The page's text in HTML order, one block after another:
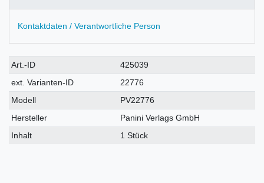
Kontaktdaten / Verantwortliche Person
Technisches
Merkmal
Wert
Art.-ID
425039
ext. Varianten-ID
22776
Modell
PV22776
Hersteller
Panini Verlags GmbH
Inhalt
1 Stück